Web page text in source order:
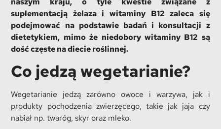
suplementacją żelaza i witaminy B12 zaleca się
podejmować na podstawie badań i konsultacji z
dietetykiem, mimo że niedobory witaminy B12 są
dość częste na diecie roślinnej.
Co jedzą wegetarianie?
Wegetarianie jedzą zarówno owoce i warzywa, jak i
produkty pochodzenia zwierzęcego, takie jak jaja czy
nabiał np. twaróg, skyr oraz mleko.